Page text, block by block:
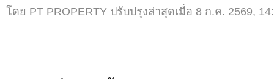
โดย PT PROPERTY ปรับปรุงล่าสุดเมื่อ 8 ก.ค. 2569,